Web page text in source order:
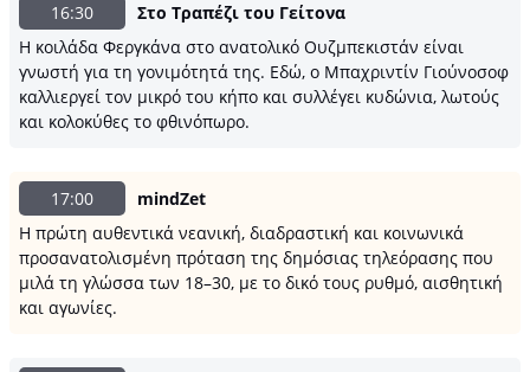
16:30
Στο Τραπέζι του Γείτονα
Η κοιλάδα Φεργκάνα στο ανατολικό Ουζμπεκιστάν είναι
γνωστή για τη γονιμότητά της. Εδώ, ο Μπαχριντίν Γιούνοσοφ
καλλιεργεί τον μικρό του κήπο και συλλέγει κυδώνια, λωτούς
και κολοκύθες το φθινόπωρο.
17:00
mindZet
Η πρώτη αυθεντικά νεανική, διαδραστική και κοινωνικά
προσανατολισμένη πρόταση της δημόσιας τηλεόρασης που
μιλά τη γλώσσα των 18–30, με το δικό τους ρυθμό, αισθητική
και αγωνίες.